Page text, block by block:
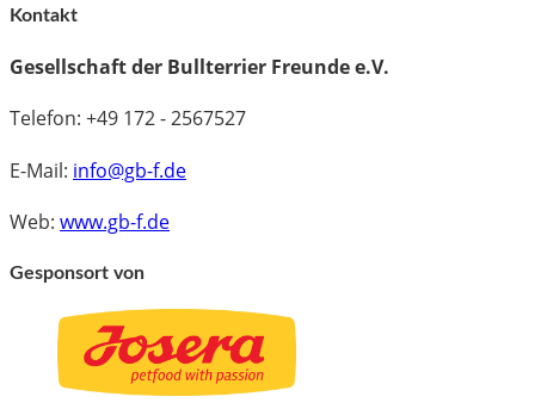
Kontakt
Gesellschaft der Bullterrier Freunde e.V.
Telefon: +49 172 - 2567527
E-Mail: info@gb-f.de
Web: www.gb-f.de
Gesponsort von